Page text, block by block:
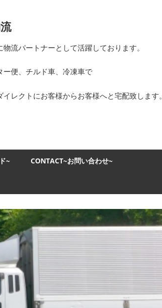
流パートナーとして活躍しております。
便、チルド車、冷凍車で
レクトにお客様からお客様へと宅配致します。
~ CONTACT~お問い合わせ~